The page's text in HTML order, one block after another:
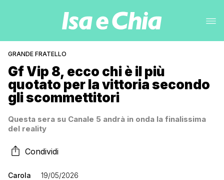
GRANDE FRATELLO
Gf Vip 8, ecco chi è il più
quotato per la vittoria secondo
gli scommettitori
Questa sera su Canale 5 andrà in onda la finalissima
del reality
Condividi
Carola 19/05/2026